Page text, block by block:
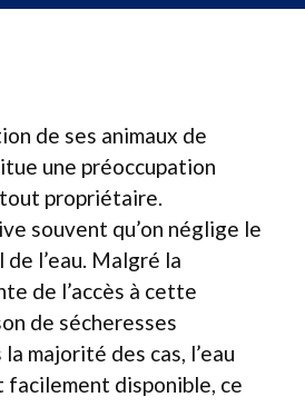
de ses animaux de
une préoccupation
propriétaire.
souvent qu’on néglige le
l’eau. Malgré la
de l’accès à cette
de sécheresses
majorité des cas, l’eau
disponible, ce